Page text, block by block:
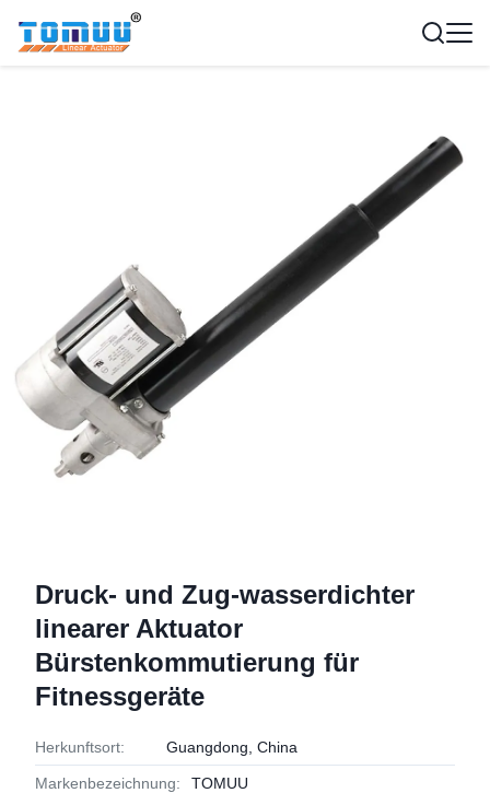
Druck- und Zug-wasserdichter
linearer Aktuator
Bürstenkommutierung für
Fitnessgeräte
Herkunftsort: Guangdong, China
Markenbezeichnung: TOMUU